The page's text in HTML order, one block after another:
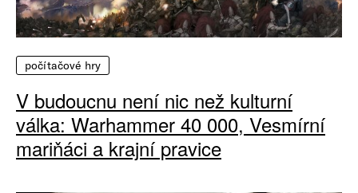
počítačové hry
V budoucnu není nic než kulturní
válka: Warhammer 40 000, Vesmírní
mariňáci a krajní pravice